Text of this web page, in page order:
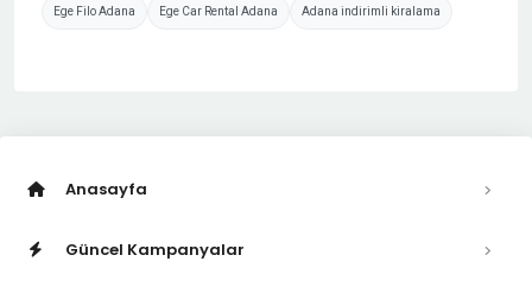
Ege Filo Adana Ege Car Rental Adana Adana indirimli kiralama
Anasayfa
Güncel Kampanyalar